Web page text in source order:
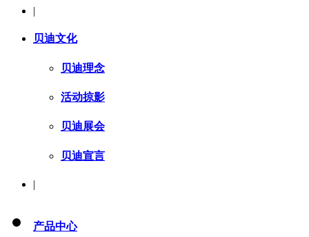
|
贝迪文化
贝迪理念
活动掠影
贝迪展会
贝迪宣言
|
产品中心